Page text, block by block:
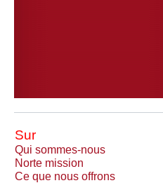
Sur
Qui sommes-nous
Norte mission
Ce que nous offrons